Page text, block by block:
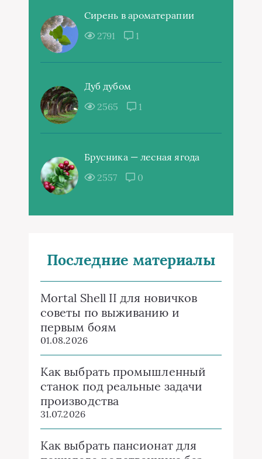
Сирень в ароматерапии
2791
1
Дуб дубом
2565
1
Брусника — лесная ягода
2557
0
Последние материалы
Mortal Shell II для новичков
советы по выживанию и
первым боям
01.08.2026
Как выбрать промышленный
станок под реальные задачи
производства
31.07.2026
Как выбрать пансионат для